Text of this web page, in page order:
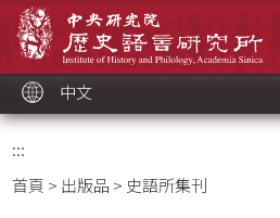
中文
:::
首頁 > 出版品 > 史語所集刊